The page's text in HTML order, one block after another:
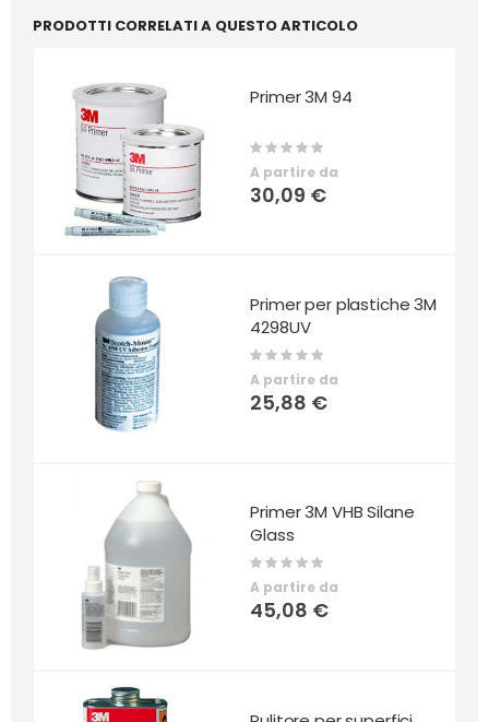
PRODOTTI CORRELATI A QUESTO ARTICOLO
Primer 3M 94
Rating:
0%
A partire da
30,09 €
Primer per plastiche 3M
4298UV
Rating:
0%
A partire da
25,88 €
Primer 3M VHB Silane
Glass
Rating:
A partire da
45,08 €